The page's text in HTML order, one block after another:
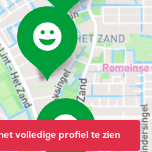
volledige profiel te zien